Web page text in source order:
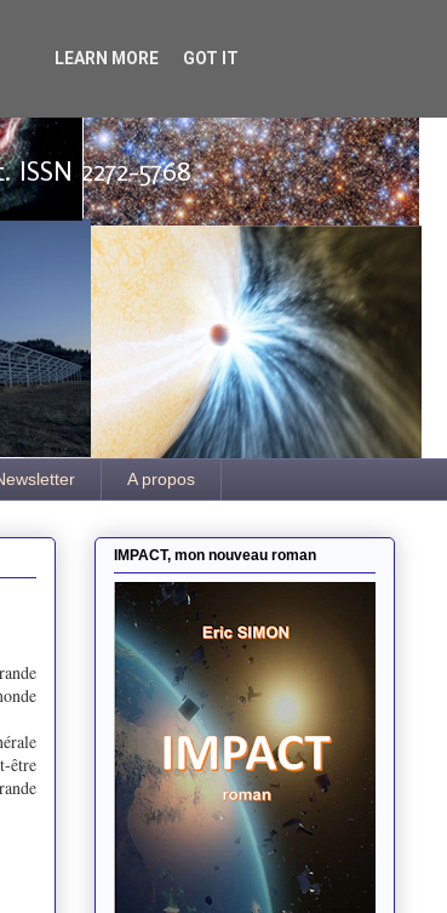
2272-5768
A propos
être
IMPACT, mon nouveau roman
LEARN MORE GOT IT